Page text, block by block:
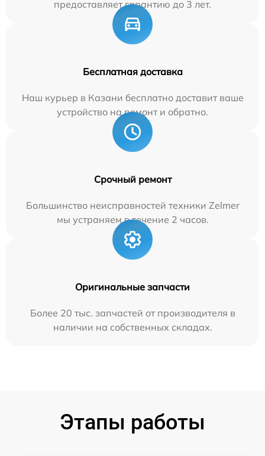
предоставляет гарантию до 3 лет.
Бесплатная доставка
Наш курьер в Казани бесплатно доставит ваше
устройство на ремонт и обратно.
Срочный ремонт
Большинство неисправностей техники Zelmer
мы устраняем в течение 2 часов.
Оригинальные запчасти
Более 20 тыс. запчастей от производителя в
наличии на собственных складах.
Этапы работы